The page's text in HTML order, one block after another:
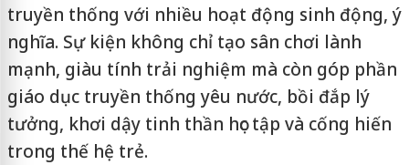
truyền thống với nhiều hoạt động sinh động, ý
nghĩa. Sự kiện không chỉ tạo sân chơi lành
mạnh, giàu tính trải nghiệm mà còn góp phần
giáo dục truyền thống yêu nước, bồi đắp lý
tưởng, khơi dậy tinh thần học tập và cống hiến
trong thế hệ trẻ.